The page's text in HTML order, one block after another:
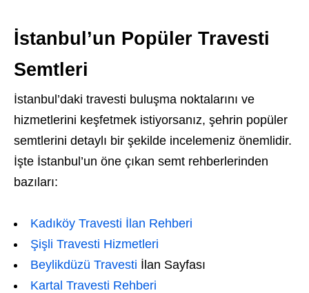
İstanbul’un Popüler Travesti
Semtleri
İstanbul’daki travesti buluşma noktalarını ve
hizmetlerini keşfetmek istiyorsanız, şehrin popüler
semtlerini detaylı bir şekilde incelemeniz önemlidir.
İşte İstanbul’un öne çıkan semt rehberlerinden
bazıları:
Kadıköy Travesti İlan Rehberi
Şişli Travesti Hizmetleri
Beylikdüzü Travesti İlan Sayfası
Kartal Travesti Rehberi